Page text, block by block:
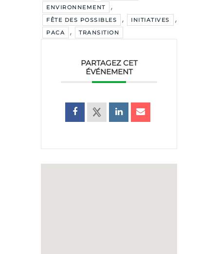
ENVIRONNEMENT ,
FÊTE DES POSSIBLES , INITIATIVES ,
PACA , TRANSITION
PARTAGEZ CET
ÉVÉNEMENT